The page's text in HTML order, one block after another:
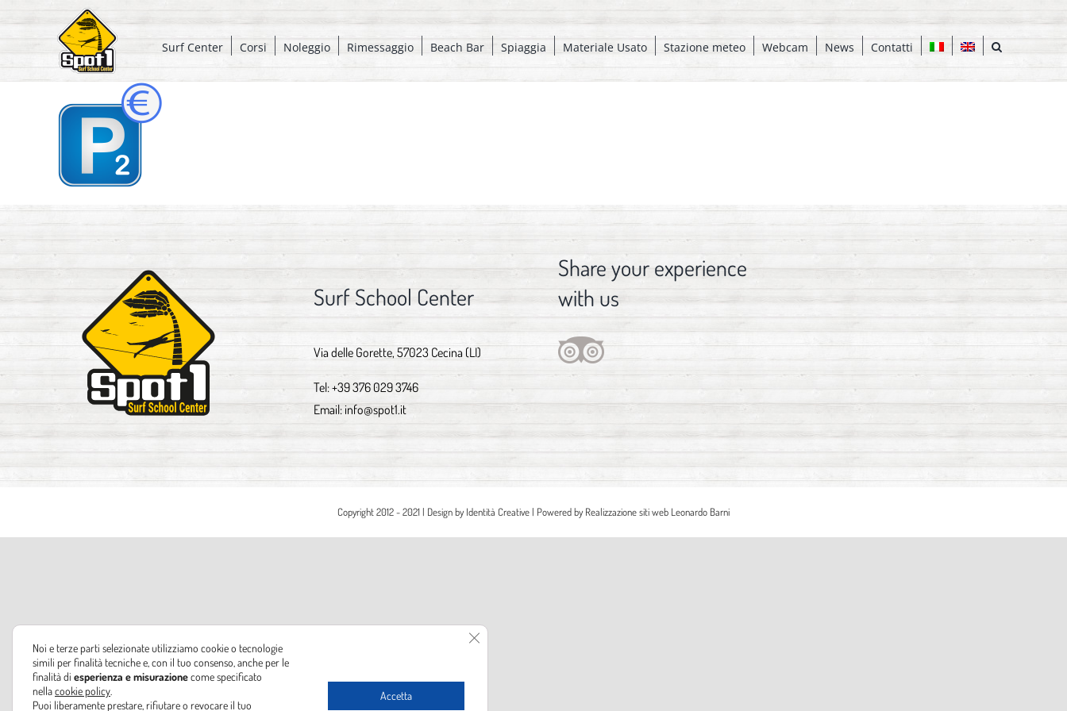
contenuto
Surf Center Corsi Noleggio Rimessaggio Beach Bar Spiaggia Materiale Usato Stazione meteo Webcam News Contatti
Surf School Center
Via delle Gorette, 57023 Cecina (LI)
Tel:+39 376 029 3746
Email:info@spot1.it
Share your experience
with us
Copyright 2012 - 2021 | Design byIdentità Creative | Powered byRealizzazione siti web Leonardo Barni
Noi e terze parti selezionate utilizziamo cookie o tecnologie
simili per finalità tecniche e, con il tuo consenso, anche per le
finalità di esperienza e misurazionecome specificato
nellacookie policy
Puoi liberamente prestare, rifiutare o revocare il tuo
Accetta
Close GDPR Cookie Banner